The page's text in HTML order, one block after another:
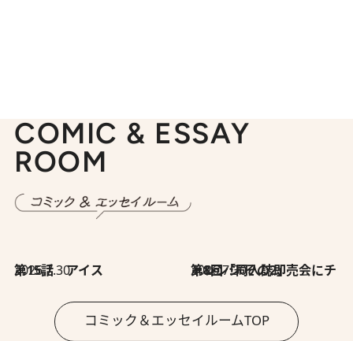
COMIC & ESSAY
ROOM
2026.7.30
第15話 アイス 2026.7.30
第8回「同人誌即売会にチャレンジ その2」
コミック＆エッセイルームTOP